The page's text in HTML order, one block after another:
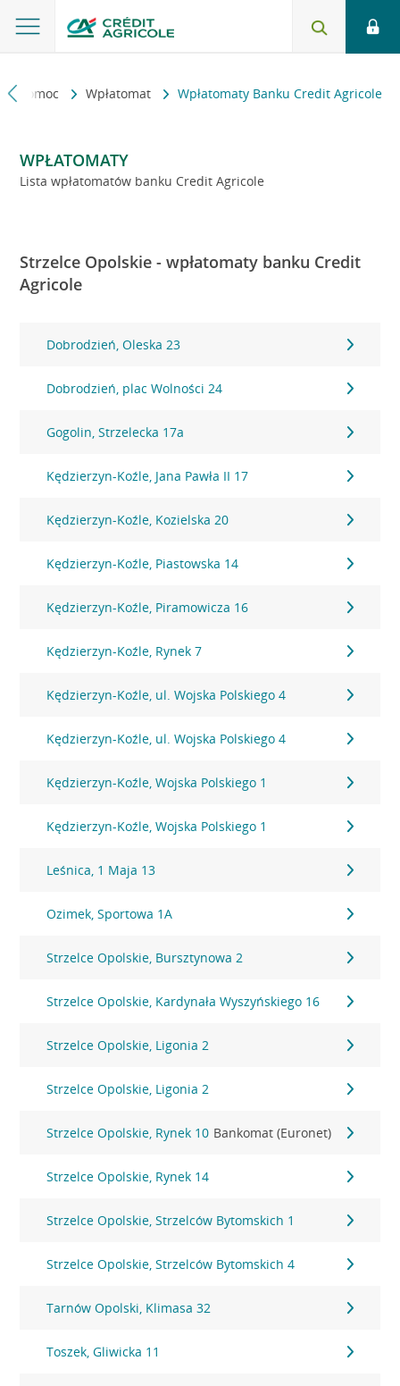
i pomoc Wpłatomat Wpłatomaty Banku Credit Agricole
WPŁATOMATY
Lista wpłatomatów banku Credit Agricole
Strzelce Opolskie - wpłatomaty banku Credit
Agricole
Dobrodzień, Oleska 23
Dobrodzień, plac Wolności 24
Gogolin, Strzelecka 17a
Kędzierzyn-Koźle, Jana Pawła II 17
Kędzierzyn-Koźle, Kozielska 20
Kędzierzyn-Koźle, Piastowska 14
Kędzierzyn-Koźle, Piramowicza 16
Kędzierzyn-Koźle, Rynek 7
Kędzierzyn-Koźle, ul. Wojska Polskiego 4
Kędzierzyn-Koźle, ul. Wojska Polskiego 4
Kędzierzyn-Koźle, Wojska Polskiego 1
Kędzierzyn-Koźle, Wojska Polskiego 1
Leśnica, 1 Maja 13
Ozimek, Sportowa 1A
Strzelce Opolskie, Bursztynowa 2
Strzelce Opolskie, Kardynała Wyszyńskiego 16
Strzelce Opolskie, Ligonia 2
Strzelce Opolskie, Ligonia 2
Strzelce Opolskie, Rynek 10 Bankomat (Euronet)
Strzelce Opolskie, Rynek 14
Strzelce Opolskie, Strzelców Bytomskich 1
Strzelce Opolskie, Strzelców Bytomskich 4
Tarnów Opolski, Klimasa 32
Toszek, Gliwicka 11